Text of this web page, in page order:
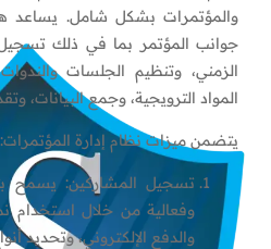
والمؤتمرات بشكل شامل. يساعد
جوانب المؤتمر بما في ذلك تسجيل
الزمني، وتنظيم الجلسات
المواد الترويجية، وجمع البيانات،
يتضمن ميزات نظام إدارة المؤتمرات:
تسجيل المشاركين: يسمح
وفعالية من خلال استخدام
والدفع الإلكتروني، وتحديد